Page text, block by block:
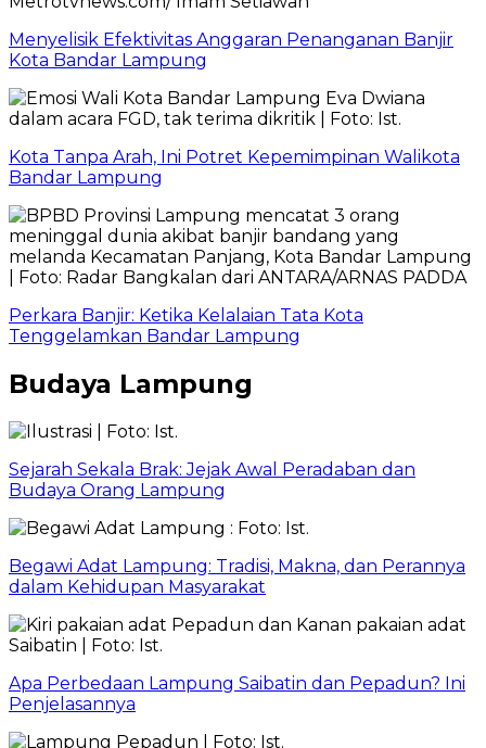
Menyelisik Efektivitas Anggaran Penanganan Banjir
Kota Bandar Lampung
Kota Tanpa Arah, Ini Potret Kepemimpinan Walikota
Bandar Lampung
Perkara Banjir: Ketika Kelalaian Tata Kota
Tenggelamkan Bandar Lampung
Budaya Lampung
Sejarah Sekala Brak: Jejak Awal Peradaban dan
Budaya Orang Lampung
Begawi Adat Lampung: Tradisi, Makna, dan Perannya
dalam Kehidupan Masyarakat
Apa Perbedaan Lampung Saibatin dan Pepadun? Ini
Penjelasannya